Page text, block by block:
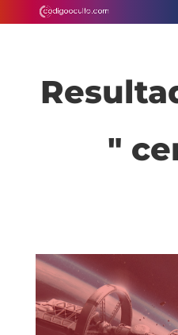
"